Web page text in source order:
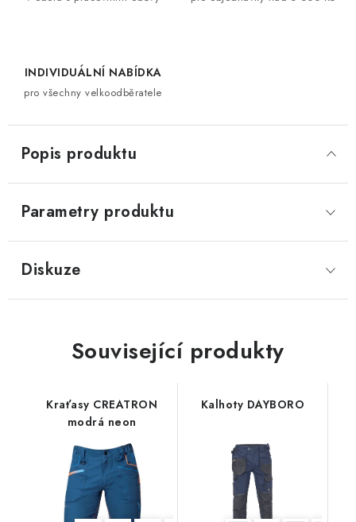
INDIVIDUÁLNÍ NABÍDKA
pro všechny velkoodběratele
Popis produktu
Parametry produktu
Diskuze
Související produkty
Kraťasy CREATRON
modrá neon
Kalhoty DAYBORO